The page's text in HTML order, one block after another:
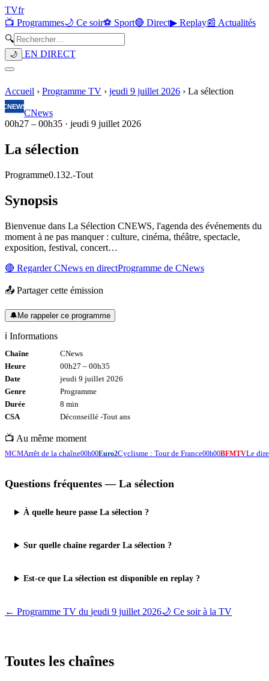
TVfr
📺 Programmes🌙 Ce soir⚽ Sport🔴 Direct▶ Replay📰 Actualités
🔍
🌙 EN DIRECT
Accueil › Programme TV › jeudi 9 juillet 2026 › La sélection
CNews
00h27 – 00h35 · jeudi 9 juillet 2026
La sélection
Programme0.132.-Tout
Synopsis
Bienvenue dans La Sélection CNEWS, l'agenda des événements du
moment à ne pas manquer : culture, cinéma, théâtre, spectacle,
exposition, festival, concert…
🔴 RegarderCNews en directProgramme de CNews
📤 Partager cette émission
🔔Me rappeler ce programme
ℹ️ Informations
Chaîne
CNews
Heure
00h27 – 00h35
Date
jeudi 9 juillet 2026
Genre
Programme
Durée
8 min
CSA
Déconseillé -Tout ans
📺 Au même moment
MCMArrêt de la chaîne00h00Euro2Cyclisme : Tour de France00h00BFMTVLe
Questions fréquentes — La sélection
À quelle heure passe La sélection ?
Sur quelle chaîne regarder La sélection ?
Est-ce que La sélection est disponible en replay ?
← Programme TV du jeudi 9 juillet 2026🌙 Ce soir à la TV
Toutes les chaînes